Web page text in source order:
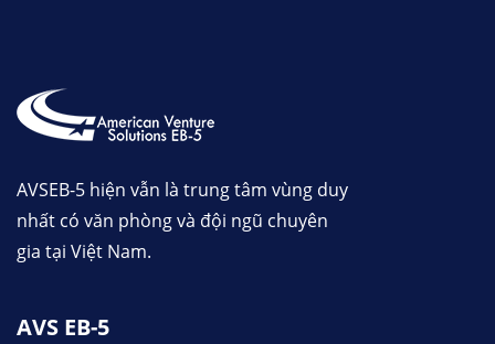
AVSEB-5 hiện vẫn là trung tâm vùng duy
nhất có văn phòng và đội ngũ chuyên
gia tại Việt Nam.
AVS EB-5